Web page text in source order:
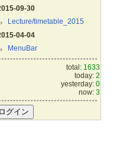
09-30
Lecture/timetable_2015
04-04
MenuBar
total: 1633
today: 2
yesterday: 0
now: 3